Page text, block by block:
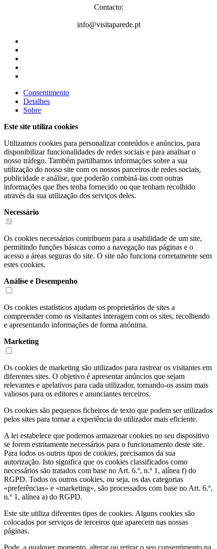
Contacto:
info@visitaparede.pt
Consentimento
Detalhes
Sobre
Este site utiliza cookies
Utilizamos cookies para personalizar conteúdos e anúncios, para
disponibilizar funcionalidades de redes sociais e para analisar o
nosso tráfego. Também partilhamos informações sobre a sua
utilização do nosso site com os nossos parceiros de redes sociais,
publicidade e análise, que poderão combiná-las com outras
informações que lhes tenha fornecido ou que tenham recolhido
através da sua utilização dos serviços deles.
Necessário
Os cookies necessários contribuem para a usabilidade de um site,
permitindo funções básicas como a navegação nas páginas e o
acesso a áreas seguras do site. O site não funciona corretamente sem
estes cookies.
Análise e Desempenho
Os cookies estatísticos ajudam os proprietários de sites a
compreender como os visitantes interagem com os sites, recolhendo
e apresentando informações de forma anónima.
Marketing
Os cookies de marketing são utilizados para rastrear os visitantes em
diferentes sites. O objetivo é apresentar anúncios que sejam
relevantes e apelativos para cada utilizador, tornando-os assim mais
valiosos para os editores e anunciantes terceiros.
Os cookies são pequenos ficheiros de texto que podem ser utilizados
pelos sites para tornar a experiência do utilizador mais eficiente.
A lei estabelece que podemos armazenar cookies no seu dispositivo
se forem estritamente necessários para o funcionamento deste site.
Para todos os outros tipos de cookies, precisamos da sua
autorização. Isto significa que os cookies classificados como
necessários são tratados com base no Art. 6.º, n.º 1, alínea f) do
RGPD. Todos os outros cookies, ou seja, os das categorias
«preferências» e «marketing», são processados com base no Art. 6.º,
n.º 1, alínea a) do RGPD.
Este site utiliza diferentes tipos de cookies. Alguns cookies são
colocados por serviços de terceiros que aparecem nas nossas
páginas.